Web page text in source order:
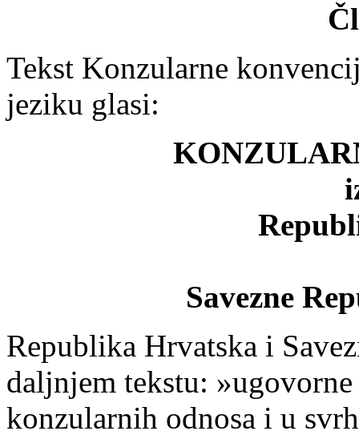
Tekst Konzularne
jeziku glasi:
Savezne
Republika Hrvatska i
daljnjem tekstu:
konzularnih odnosa i u